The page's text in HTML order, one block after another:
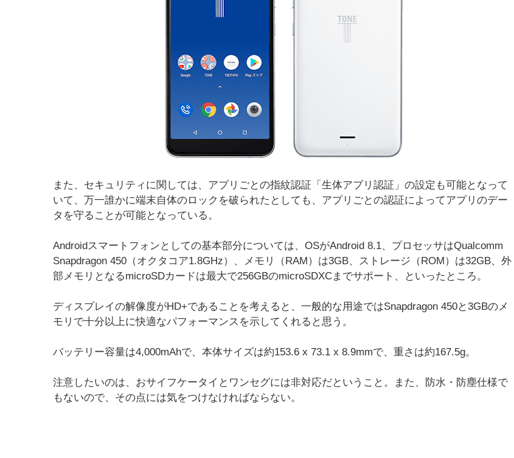
また、セキュリティに関しては、アプリごとの指紋認証「生体アプリ認証」の設定も可能となって
いて、万一誰かに端末自体のロックを破られたとしても、アプリごとの認証によってアプリのデー
タを守ることが可能となっている。
Androidスマートフォンとしての基本部分については、OSがAndroid 8.1、プロセッサはQualcomm
Snapdragon 450（オクタコア1.8GHz）、メモリ（RAM）は3GB、ストレージ（ROM）は32GB、外
部メモリとなるmicroSDカードは最大で256GBのmicroSDXCまでサポート、といったところ。
ディスプレイの解像度がHD+であることを考えると、一般的な用途ではSnapdragon 450と3GBのメ
モリで十分以上に快適なパフォーマンスを示してくれると思う。
バッテリー容量は4,000mAhで、本体サイズは約153.6 x 73.1 x 8.9mmで、重さは約167.5g。
注意したいのは、おサイフケータイとワンセグには非対応だということ。また、防水・防塵仕様で
もないので、その点には気をつけなければならない。